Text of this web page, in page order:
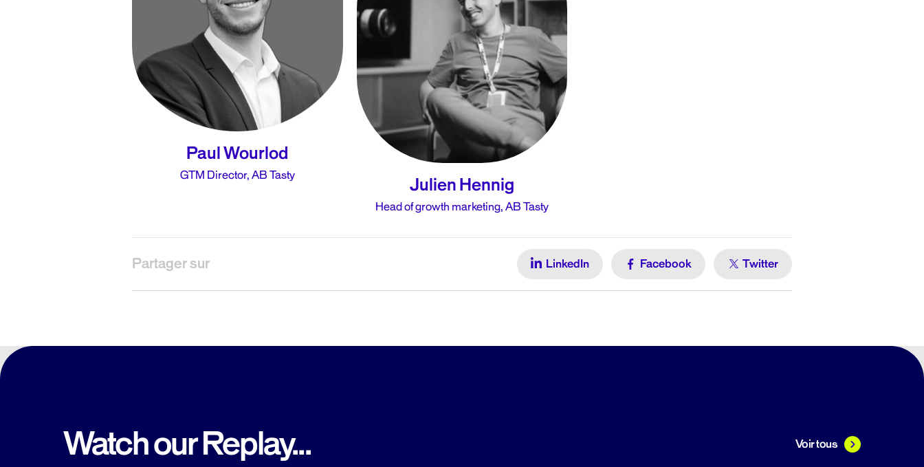
Paul Wourlod
GTM Director, AB Tasty Julien Hennig
Head of growth marketing, AB Tasty
Partager sur LinkedIn Facebook Twitter
Watch our Replay... Voir tous